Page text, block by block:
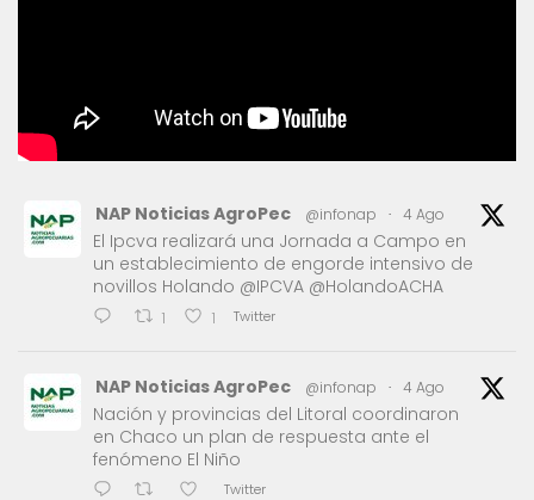
NAP Noticias AgroPec @infonap · 4 Ago
El Ipcva realizará una Jornada a Campo en
un establecimiento de engorde intensivo de
novillos Holando @IPCVA @HolandoACHA
1 1 Twitter
NAP Noticias AgroPec @infonap · 4 Ago
Nación y provincias del Litoral coordinaron
en Chaco un plan de respuesta ante el
fenómeno El Niño
Twitter